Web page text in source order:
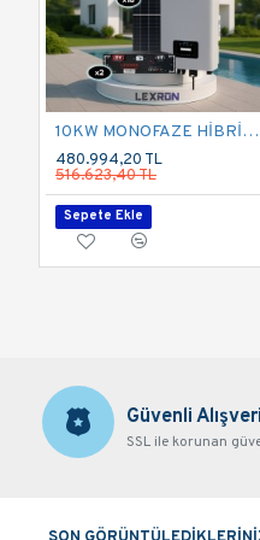
10KW MONOFAZE HİBRİT SİSTEM 1
480.994,20 TL
516.623,40 TL
Sepete Ekle
Güvenli
SSL ile korunan